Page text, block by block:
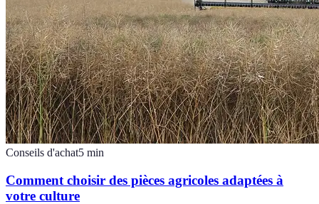
Conseils d'achat5 min
Comment choisir des pièces agricoles adaptées à
votre culture